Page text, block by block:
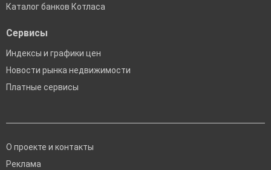
Каталог банков Котласа
Сервисы
Индексы и графики цен
Новости рынка недвижимости
Платные сервисы
О проекте и контакты
Реклама